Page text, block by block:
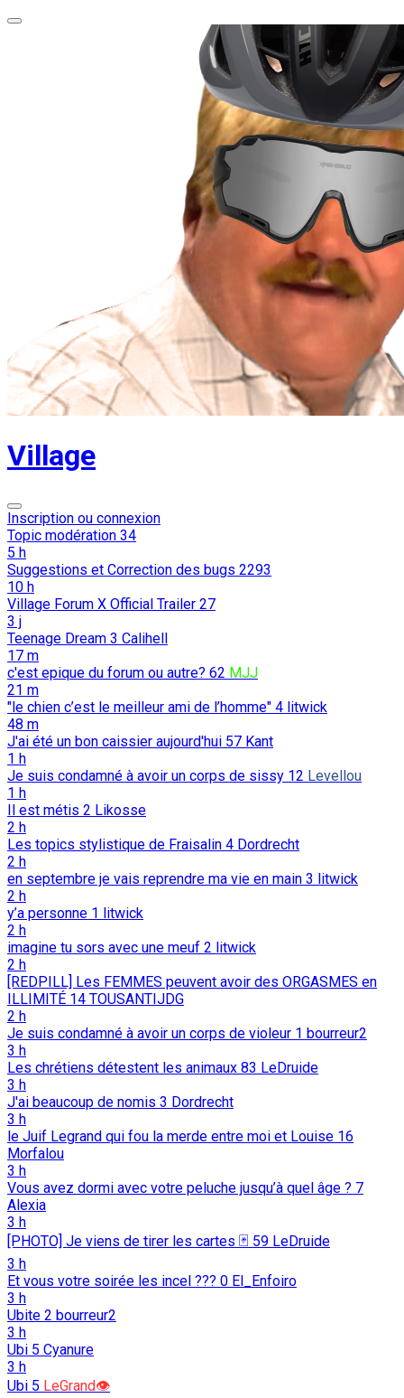
Village
Inscription ou connexion
Topic modération 34
5 h
Suggestions et Correction des bugs 2293
10 h
Village Forum X Official Trailer 27
3 j
Teenage Dream 3 Calihell
17 m
c'est epique du forum ou autre? 62 MJJ
21 m
"le chien c’est le meilleur ami de l’homme" 4 litwick
48 m
J'ai été un bon caissier aujourd'hui 57 Kant
1 h
Je suis condamné à avoir un corps de sissy 12 Levellou
1 h
Il est métis 2 Likosse
2 h
Les topics stylistique de Fraisalin 4 Dordrecht
2 h
en septembre je vais reprendre ma vie en main 3 litwick
2 h
y’a personne 1 litwick
2 h
imagine tu sors avec une meuf 2 litwick
2 h
[REDPILL] Les FEMMES peuvent avoir des ORGASMES en
ILLIMITÉ 14 TOUSANTIJDG
2 h
Je suis condamné à avoir un corps de violeur 1 bourreur2
3 h
Les chrétiens détestent les animaux 83 LeDruide
3 h
J'ai beaucoup de nomis 3 Dordrecht
3 h
le Juif Legrand qui fou la merde entre moi et Louise 16
Morfalou
3 h
Vous avez dormi avec votre peluche jusqu’à quel âge ? 7
Alexia
3 h
[PHOTO] Je viens de tirer les cartes 🃏 59 LeDruide
3 h
Et vous votre soirée les incel ??? 0 El_Enfoiro
3 h
Ubite 2 bourreur2
3 h
Ubi 5 Cyanure
3 h
Ubi 5 LeGrand👁️